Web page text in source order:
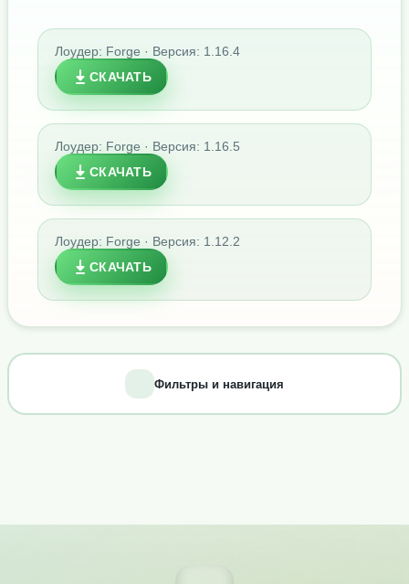
Лоудер: Forge · Версия: 1.16.4
СКАЧАТЬ
Лоудер: Forge · Версия: 1.16.5
СКАЧАТЬ
Лоудер: Forge · Версия: 1.12.2
СКАЧАТЬ
Фильтры и навигация